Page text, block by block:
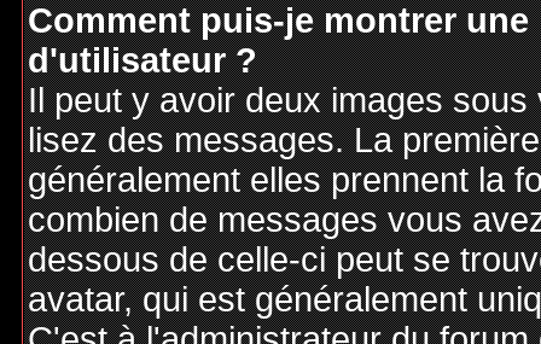
Comment puis-je montrer
d'utilisateur ?
Il peut y avoir deux images
lisez des messages. La
généralement elles prennent la
combien de messages vous
dessous de celle-ci peut se
avatar, qui est généralement